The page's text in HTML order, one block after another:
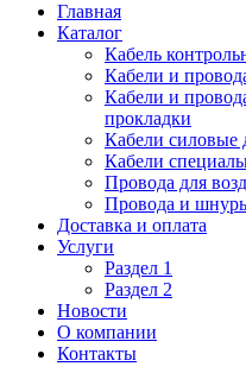
Главная
Каталог
Кабель
Кабели и
Кабели и
прокладки
Кабели силовые
Кабели
Провода для
Провода и
Доставка и оплата
Услуги
Раздел 1
Раздел 2
Новости
О компании
Контакты